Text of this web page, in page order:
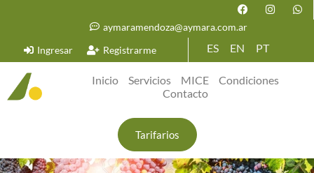
aymaramendoza@aymara.com.ar
Ingresar
Registrarme ES EN PT
Inicio Servicios MICE
Condiciones
Contacto
Tarifarios